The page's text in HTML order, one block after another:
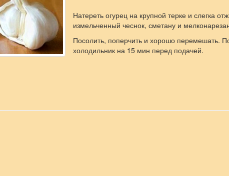
Натереть огурец на крупной терке и слегка
измельченный чеснок, сметану и
Посолить, поперчить и хорошо перемешать.
холодильник на 15 мин перед подачей.